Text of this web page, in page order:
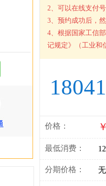
2、可以在线支付
3、预约成功后，
4、根据国家工信
记规定》（工业和
价格：
最低消费：
分期价格： 无